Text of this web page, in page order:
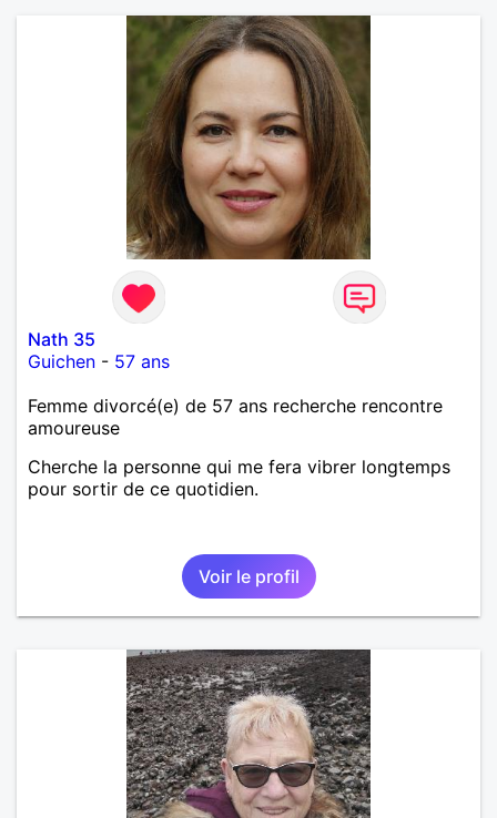
Nath 35
Guichen - 57 ans
Femme divorcé(e) de 57 ans recherche rencontre
amoureuse
Cherche la personne qui me fera vibrer longtemps
pour sortir de ce quotidien.
Voir le profil